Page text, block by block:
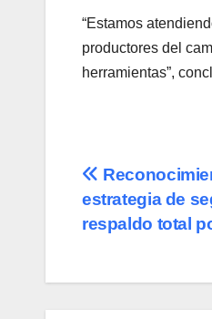
“Estamos
productores del
herramientas”,
de
estrategia de
respaldo total